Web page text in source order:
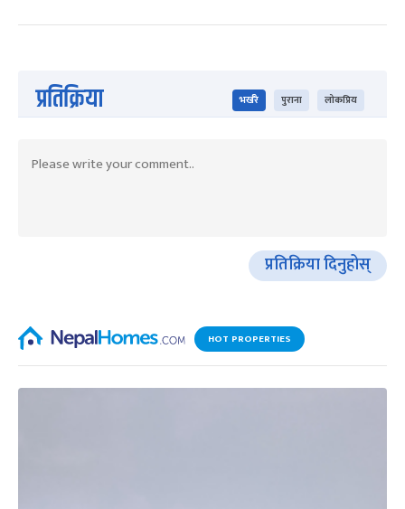
प्रतिक्रिया भर्खरै पुराना लोकप्रिय
प्रतिक्रिया दिनुहोस्
HOT PROPERTIES